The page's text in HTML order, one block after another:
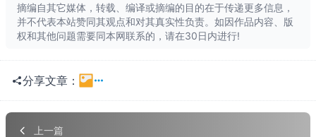
摘编自其它媒体，转载、编译或摘编的目的在于传递更多信息，
并不代表本站赞同其观点和对其真实性负责。如因作品内容、版
权和其他问题需要同本网联系的，请在30日内进行!
分享文章：
上一篇